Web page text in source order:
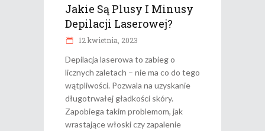
Jakie Są Plusy I Minusy
Depilacji Laserowej?
12 kwietnia, 2023
Depilacja laserowa to zabieg o
licznych zaletach – nie ma co do tego
wątpliwości. Pozwala na uzyskanie
długotrwałej gładkości skóry.
Zapobiega takim problemom, jak
wrastające włoski czy zapalenie